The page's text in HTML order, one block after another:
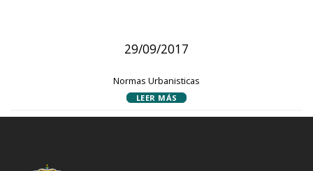
29/09/2017
Normas Urbanisticas
LEER MÁS